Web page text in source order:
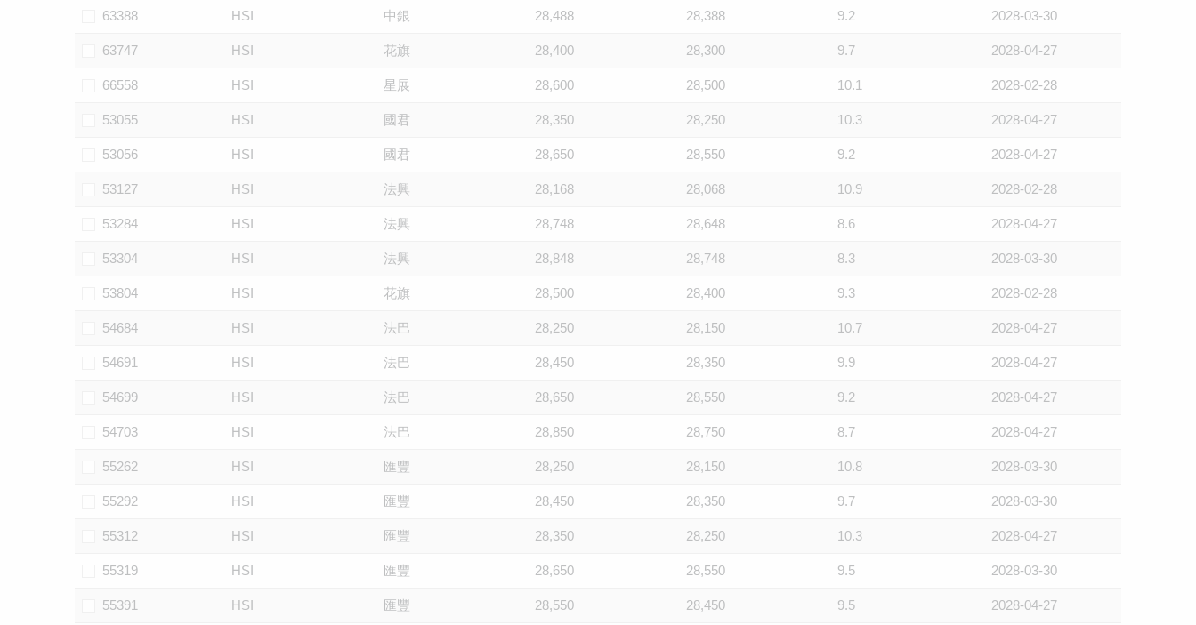
63388 HSI 中銀 28,488 28,388 9.2 2028-03-30
63747 HSI 花旗 28,400 28,300 9.7 2028-04-27
66558 HSI 星展 28,600 28,500 10.1 2028-02-28
53055 HSI 國君 28,350 28,250 10.3 2028-04-27
53056 HSI 國君 28,650 28,550 9.2 2028-04-27
53127 HSI 法興 28,168 28,068 10.9 2028-02-28
53284 HSI 法興 28,748 28,648 8.6 2028-04-27
53304 HSI 法興 28,848 28,748 8.3 2028-03-30
53804 HSI 花旗 28,500 28,400 9.3 2028-02-28
54684 HSI 法巴 28,250 28,150 10.7 2028-04-27
54691 HSI 法巴 28,450 28,350 9.9 2028-04-27
54699 HSI 法巴 28,650 28,550 9.2 2028-04-27
54703 HSI 法巴 28,850 28,750 8.7 2028-04-27
55262 HSI 匯豐 28,250 28,150 10.8 2028-03-30
55292 HSI 匯豐 28,450 28,350 9.7 2028-03-30
55312 HSI 匯豐 28,350 28,250 10.3 2028-04-27
55319 HSI 匯豐 28,650 28,550 9.5 2028-03-30
55391 HSI 匯豐 28,550 28,450 9.5 2028-04-27